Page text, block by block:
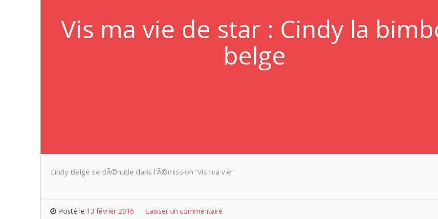
Vis ma vie de star : Cindy la
belge
Cindy Belge se dÃ©nude dans l’Ã©mission “Vis ma vie”
Posté le 13 février 2016 Laisser un commentaire